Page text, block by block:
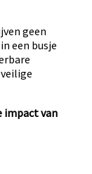
geen
een busje
impact van